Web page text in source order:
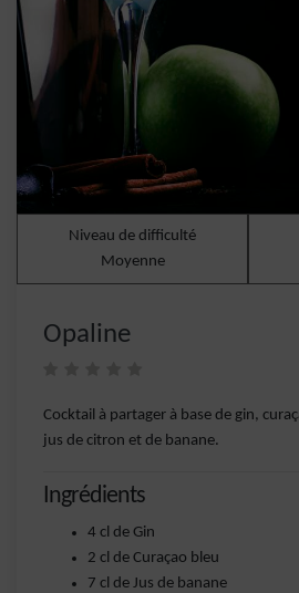
Niveau de difficulté
Moyenne
Opaline
Cocktail à partager à base de gin,
jus de citron et de banane.
Ingrédients
4 cl de Gin
2 cl de Curaçao bleu
7 cl de Jus de banane